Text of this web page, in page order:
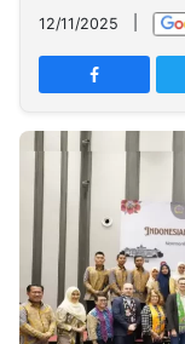
Network
PT
TREETAN
INDONESIA
Partner
Insight
NTB
Suara
Time
Lens
IDN
Daily
Jogja
Jalan
Rakyat
Idealita
News
Kita
Notice
Dinamikapost.com
Radar
Baru
Seedbacklink
12/11/2025